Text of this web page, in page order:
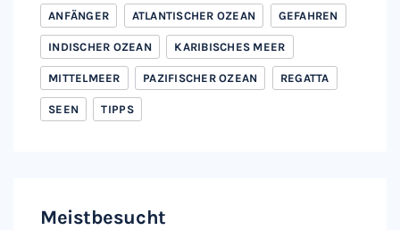
ANFÄNGER ATLANTISCHER OZEAN GEFAHREN
INDISCHER OZEAN KARIBISCHES MEER
MITTELMEER PAZIFISCHER OZEAN REGATTA
SEEN TIPPS
Meistbesucht